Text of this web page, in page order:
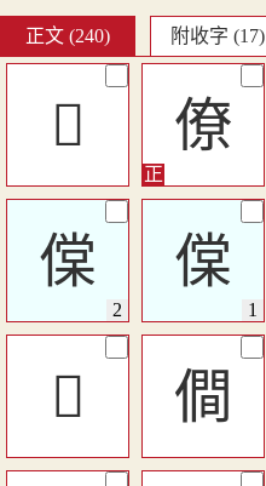
正文 (240) 附收字 (17)
󰒲 僚
㒉 㒉
󱷁 僴